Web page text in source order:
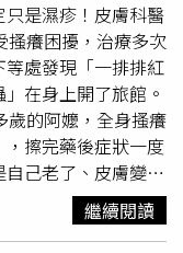
是濕疹！皮膚科醫
搔癢困擾，治療多次
處發現「一排排紅
在身上開了旅館。
歲的阿嬤，全身搔癢
擦完藥後症狀一度
己老了、皮膚變
縫有一排排紅色小
出現，「那不是濕
繼續閱讀